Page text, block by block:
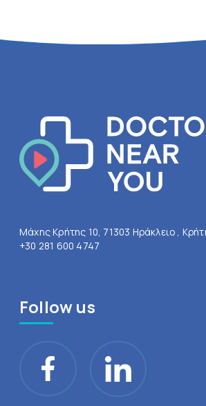
Μάχης Κρήτης 10, 71303 Ηράκλειο ,
+30 281 600 4747
Follow us